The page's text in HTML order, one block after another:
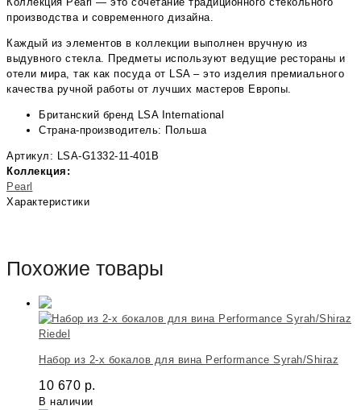
производства и современного дизайна.
Каждый из элементов в коллекции выполнен вручную из
выдувного стекла. Предметы используют ведущие рестораны и
отели мира, так как посуда от LSA – это изделия премиального
качества ручной работы от лучших мастеров Европы.
Британский бренд LSA International
Страна-производитель: Польша
Артикул: LSA-G1332-11-401B
Коллекция:
Pearl
Характеристики
Похожие товары
Riedel
Набор из 2-х бокалов для вина Performance Syrah/Shiraz
10 670 р.
В наличии